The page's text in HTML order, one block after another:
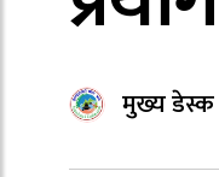
मुख्य डेस्क